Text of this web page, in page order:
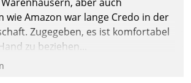
um die
wie Amazon war lange Credo in der
Zugegeben, es ist komfortabel
zu beziehen...